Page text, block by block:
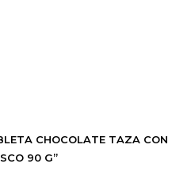
CHOCOLATE TAZA CON
90 G”